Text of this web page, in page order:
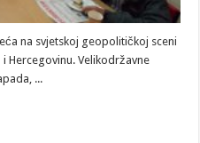
na svjetskoj geopolitičkoj sceni
Hercegovinu. Velikodržavne
...